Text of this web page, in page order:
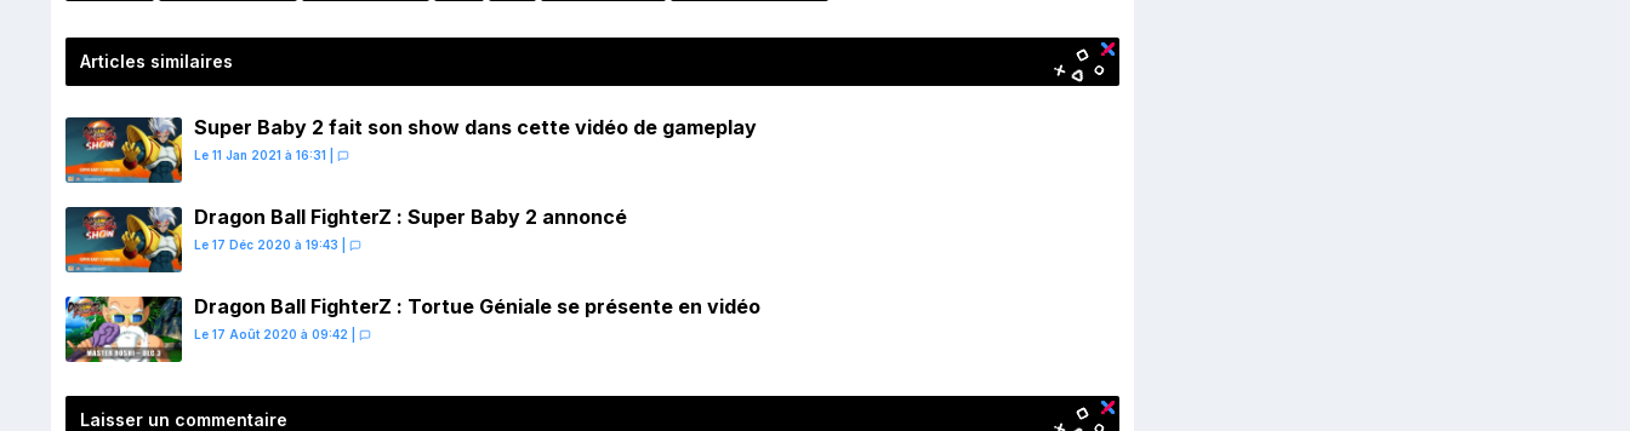
Articles similaires
Super Baby 2 fait son show dans cette vidéo de gameplay
Le 11 Jan 2021 à 16:31
Dragon Ball FighterZ : Super Baby 2 annoncé
Le 17 Déc 2020 à 19:43
Dragon Ball FighterZ : Tortue Géniale se présente en vidéo
Le 17 Août 2020 à 09:42
Laisser un commentaire